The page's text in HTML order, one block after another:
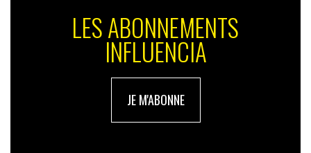
LES ABONNEMENTS
INFLUENCIA
JE M'ABONNE